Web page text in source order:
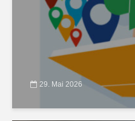
29. Mai 2026